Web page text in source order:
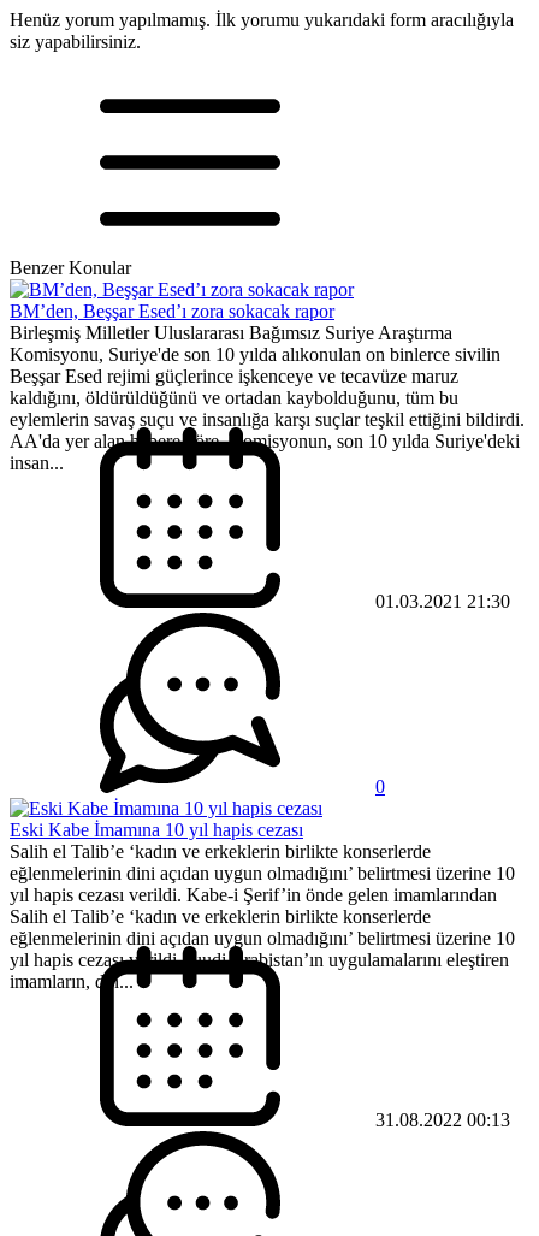
Henüz yorum yapılmamış. İlk yorumu yukarıdaki form aracılığıyla
siz yapabilirsiniz.
Benzer Konular
BM’den, Beşşar Esed’ı zora sokacak rapor
Birleşmiş Milletler Uluslararası Bağımsız Suriye Araştırma
Komisyonu, Suriye'de son 10 yılda alıkonulan on binlerce sivilin
Beşşar Esed rejimi güçlerince işkenceye ve tecavüze maruz
kaldığını, öldürüldüğünü ve ortadan kaybolduğunu, tüm bu
eylemlerin savaş suçu ve insanlığa karşı suçlar teşkil ettiğini bildirdi.
AA'da yer alan habere göre, Komisyonun, son 10 yılda Suriye'deki
insan...
01.03.2021 21:30
0
Eski Kabe İmamına 10 yıl hapis cezası
Salih el Talib’e ‘kadın ve erkeklerin birlikte konserlerde
eğlenmelerinin dini açıdan uygun olmadığını’ belirtmesi üzerine 10
yıl hapis cezası verildi. Kabe-i Şerif’in önde gelen imamlarından
Salih el Talib’e ‘kadın ve erkeklerin birlikte konserlerde
eğlenmelerinin dini açıdan uygun olmadığını’ belirtmesi üzerine 10
yıl hapis cezası verildi.Suudi Arabistan’ın uygulamalarını eleştiren
imamların, din...
31.08.2022 00:13